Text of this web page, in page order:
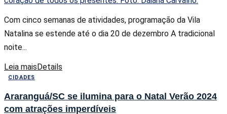
Com cinco semanas de atividades, programação da Vila
Natalina se estende até o dia 20 de dezembro A tradicional
noite...
Leia maisDetails
CIDADES
Araranguá/SC se ilumina para o Natal Verão 2024
com atrações imperdíveis